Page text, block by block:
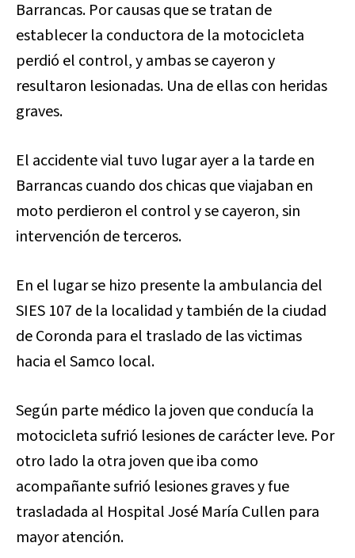
Barrancas. Por causas que se tratan de
establecer la conductora de la motocicleta
perdió el control, y ambas se cayeron y
resultaron lesionadas. Una de ellas con heridas
graves.
El accidente vial tuvo lugar ayer a la tarde en
Barrancas cuando dos chicas que viajaban en
moto perdieron el control y se cayeron, sin
intervención de terceros.
En el lugar se hizo presente la ambulancia del
SIES 107 de la localidad y también de la ciudad
de Coronda para el traslado de las victimas
hacia el Samco local.
Según parte médico la joven que conducía la
motocicleta sufrió lesiones de carácter leve. Por
otro lado la otra joven que iba como
acompañante sufrió lesiones graves y fue
trasladada al Hospital José María Cullen para
mayor atención.